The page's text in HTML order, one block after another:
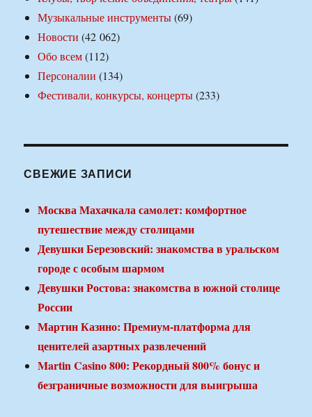
Музыкальные инструменты(69)
Новости (42 062)
Обо всем(112)
Персоналии (134)
Фестивали, конкурсы, концерты(233)
СВЕЖИЕ ЗАПИСИ
Москва Махачкала самолет: комфортное
путешествие между столицами
Девушки Березовский: знакомства в уральском
городе с особым шармом
Девушки Ростова: знакомства в южной столице
России
Мартин Казино: Премиум-платформа для
ценителей азартных развлечений
Martin Casino 800: Рекордный 800% бонус и
безграничные возможности для выигрыша